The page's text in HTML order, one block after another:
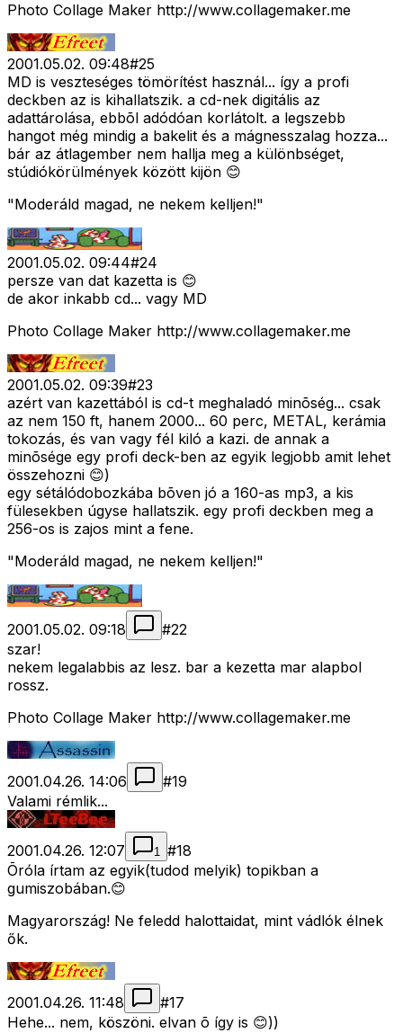
Photo Collage Maker http://www.collagemaker.me
2001.05.02. 09:48#25
MD is veszteséges tömörítést használ... így a profi
deckben az is kihallatszik. a cd-nek digitális az
adattárolása, ebbõl adódóan korlátolt. a legszebb
hangot még mindig a bakelit és a mágnesszalag hozza...
bár az átlagember nem hallja meg a különbséget,
stúdiókörülmények között kijön 😊
"Moderáld magad, ne nekem kelljen!"
2001.05.02. 09:44#24
persze van dat kazetta is 😊
de akor inkabb cd... vagy MD
Photo Collage Maker http://www.collagemaker.me
2001.05.02. 09:39#23
azért van kazettából is cd-t meghaladó minõség... csak
az nem 150 ft, hanem 2000... 60 perc, METAL, kerámia
tokozás, és van vagy fél kiló a kazi. de annak a
minõsége egy profi deck-ben az egyik legjobb amit lehet
összehozni 😊)
egy sétálódobozkába bõven jó a 160-as mp3, a kis
fülesekben úgyse hallatszik. egy profi deckben meg a
256-os is zajos mint a fene.
"Moderáld magad, ne nekem kelljen!"
2001.05.02. 09:18 #22
szar!
nekem legalabbis az lesz. bar a kezetta mar alapbol
rossz.
Photo Collage Maker http://www.collagemaker.me
2001.04.26. 14:06 #19
Valami rémlik...
2001.04.26. 12:07 1 #18
Õróla írtam az egyik(tudod melyik) topikban a
gumiszobában.😊
Magyarország! Ne feledd halottaidat, mint vádlók élnek
ők.
2001.04.26. 11:48 #17
Hehe... nem, köszöni. elvan õ így is 😊))